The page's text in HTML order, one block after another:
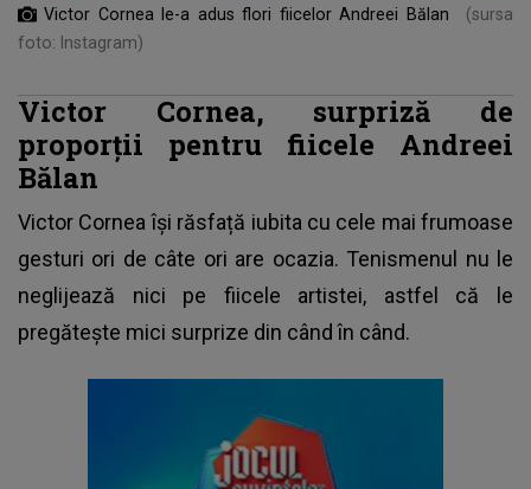
Victor Cornea le-a adus flori fiicelor Andreei Bălan
(sursa
foto: Instagram)
Victor Cornea, surpriză de
proporții pentru fiicele Andreei
Bălan
Victor Cornea își răsfață iubita cu cele mai frumoase
gesturi ori de câte ori are ocazia. Tenismenul nu le
neglijează nici pe fiicele artistei, astfel că le
pregătește mici surprize din când în când.